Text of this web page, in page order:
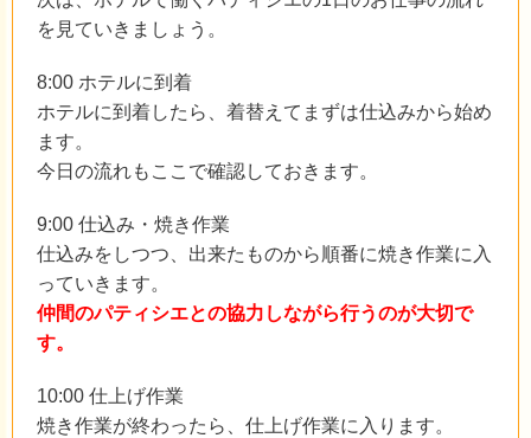
を見ていきましょう。
8:00 ホテルに到着
ホテルに到着したら、着替えてまずは仕込みから始め
ます。
今日の流れもここで確認しておきます。
9:00 仕込み・焼き作業
仕込みをしつつ、出来たものから順番に焼き作業に入
っていきます。
仲間のパティシエとの協力しながら行うのが大切で
す。
10:00 仕上げ作業
焼き作業が終わったら、仕上げ作業に入ります。